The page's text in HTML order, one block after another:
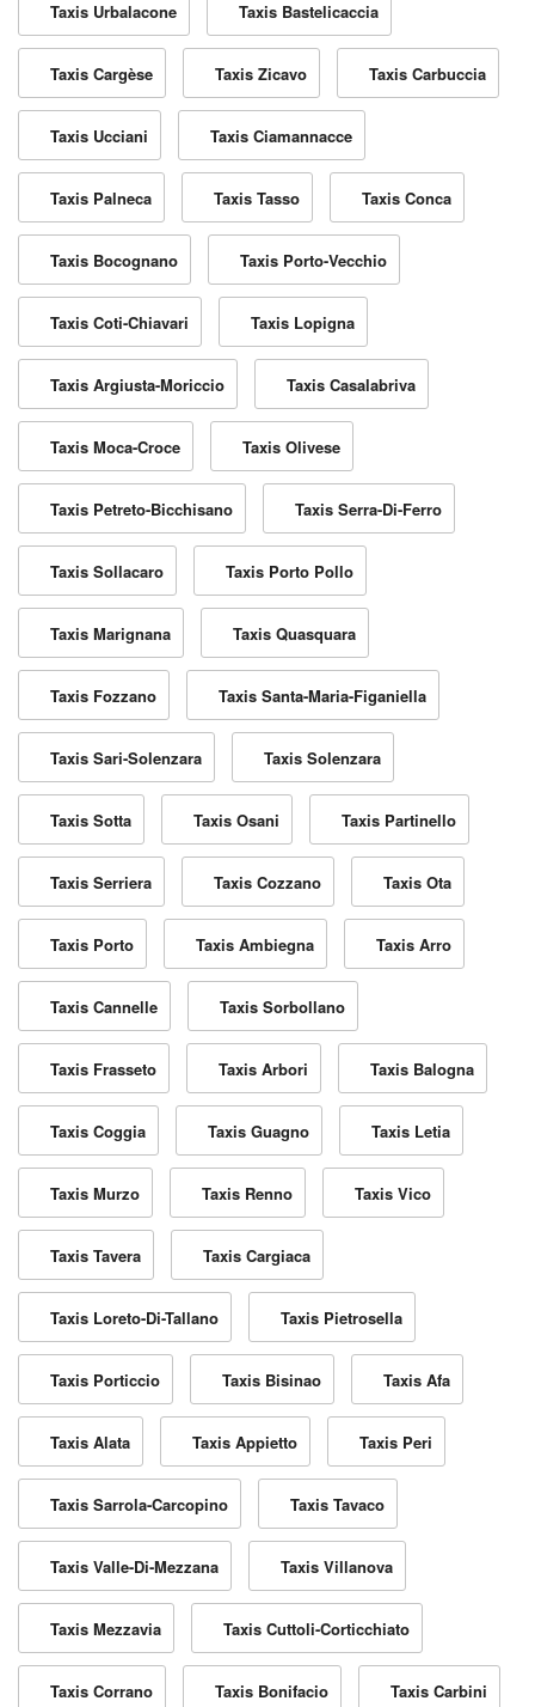
Taxis Urbalacone Taxis Bastelicaccia
Taxis Cargèse Taxis Zicavo Taxis Carbuccia
Taxis Ucciani Taxis Ciamannacce
Taxis Palneca Taxis Tasso Taxis Conca
Taxis Bocognano Taxis Porto-Vecchio
Taxis Coti-Chiavari Taxis Lopigna
Taxis Argiusta-Moriccio Taxis Casalabriva
Taxis Moca-Croce Taxis Olivese
Taxis Petreto-Bicchisano Taxis Serra-Di-Ferro
Taxis Sollacaro Taxis Porto Pollo
Taxis Marignana Taxis Quasquara
Taxis Fozzano Taxis Santa-Maria-Figaniella
Taxis Sari-Solenzara Taxis Solenzara
Taxis Sotta Taxis Osani Taxis Partinello
Taxis Serriera Taxis Cozzano Taxis Ota
Taxis Porto Taxis Ambiegna Taxis Arro
Taxis Cannelle Taxis Sorbollano
Taxis Frasseto Taxis Arbori Taxis Balogna
Taxis Coggia Taxis Guagno Taxis Letia
Taxis Murzo Taxis Renno Taxis Vico
Taxis Tavera Taxis Cargiaca
Taxis Loreto-Di-Tallano Taxis Pietrosella
Taxis Porticcio Taxis Bisinao Taxis Afa
Taxis Alata Taxis Appietto Taxis Peri
Taxis Sarrola-Carcopino Taxis Tavaco
Taxis Valle-Di-Mezzana Taxis Villanova
Taxis Mezzavia Taxis Cuttoli-Corticchiato
Taxis Corrano Taxis Bonifacio Taxis Carbini